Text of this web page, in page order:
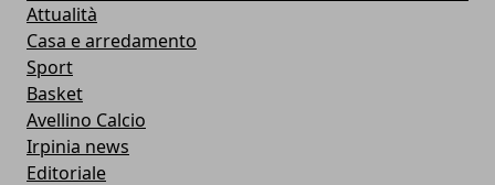
Attualità
Casa e arredamento
Sport
Basket
Avellino Calcio
Irpinia news
Editoriale